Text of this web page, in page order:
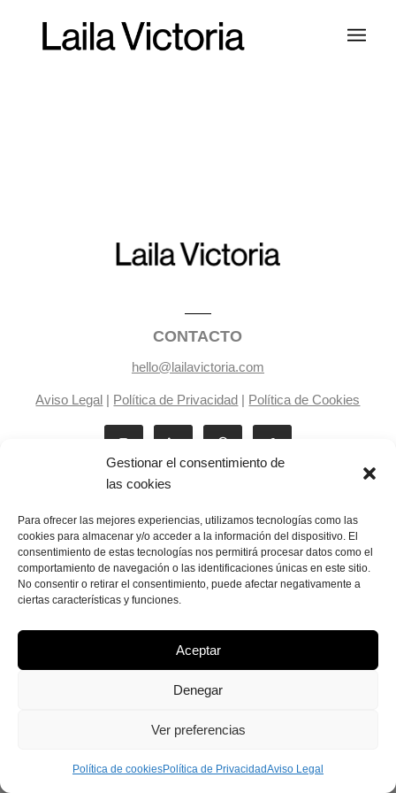
Gestionar el consentimiento de
las cookies
Para ofrecer las mejores experiencias, utilizamos tecnologías como las
cookies para almacenar y/o acceder a la información del dispositivo. El
consentimiento de estas tecnologías nos permitirá procesar datos como el
comportamiento de navegación o las identificaciones únicas en este sitio.
No consentir o retirar el consentimiento, puede afectar negativamente a
ciertas características y funciones.
Aceptar
Denegar
Ver preferencias
Política de cookiesPolítica de PrivacidadAviso Legal
CONTACTO
hello@lailavictoria.com
Aviso Legal | Política de Privacidad | Política de Cookies
Laila Victoria © copyright 2025